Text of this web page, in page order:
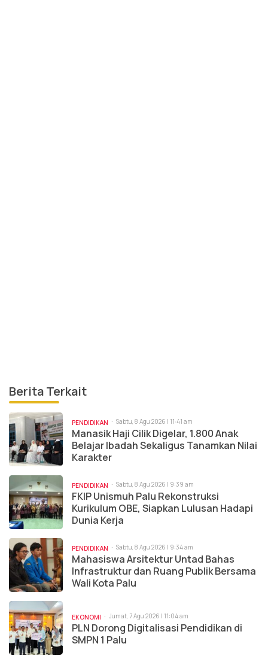
Berita Terkait
PENDIDIKAN Sabtu, 8 Agu 2026 | 11:41 am
Manasik Haji Cilik Digelar, 1.800 Anak
Belajar Ibadah Sekaligus Tanamkan Nilai
Karakter
PENDIDIKAN Sabtu, 8 Agu 2026 | 9:39 am
FKIP Unismuh Palu Rekonstruksi
Kurikulum OBE, Siapkan Lulusan Hadapi
Dunia Kerja
PENDIDIKAN Sabtu, 8 Agu 2026 | 9:34 am
Mahasiswa Arsitektur Untad Bahas
Infrastruktur dan Ruang Publik Bersama
Wali Kota Palu
EKONOMI Jumat, 7 Agu 2026 | 11:04 am
PLN Dorong Digitalisasi Pendidikan di
SMPN 1 Palu